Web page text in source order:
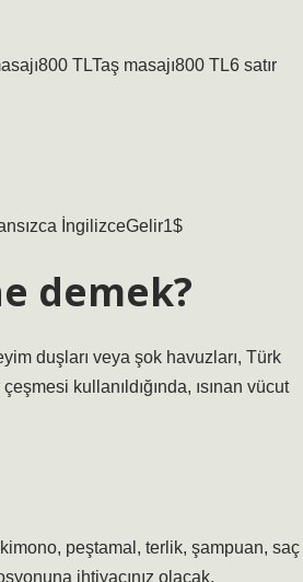
TLTaş masajı800 TL6 satır
İngilizceGelir1$
demek?
duşları veya şok havuzları, Türk
kullanıldığında, ısınan vücut
peştamal, terlik, şampuan, saç
ihtiyacınız olacak.